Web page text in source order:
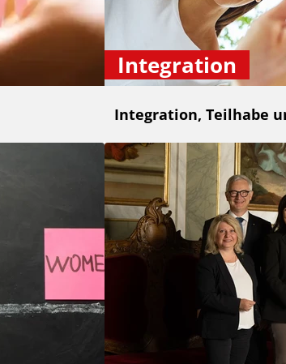
Integration
Integration, Teilhabe